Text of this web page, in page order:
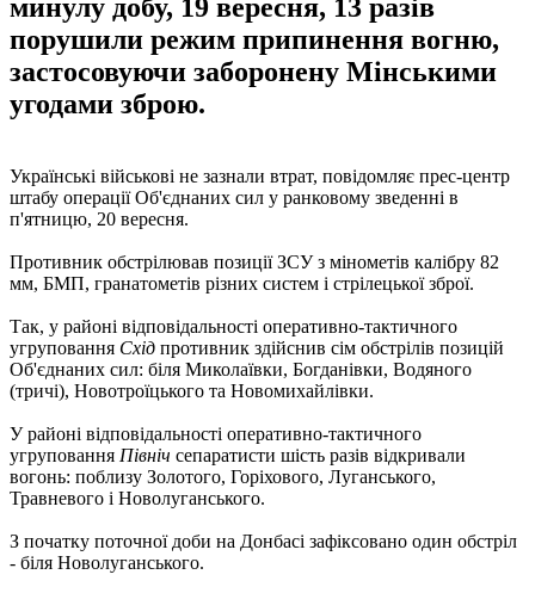
минулу добу, 19 вересня, 13 разів
порушили режим припинення вогню,
застосовуючи заборонену Мінськими
угодами зброю.
Українські військові не зазнали втрат, повідомляє прес-центр
штабу операції Об'єднаних сил у ранковому зведенні в
п'ятницю, 20 вересня.
Противник обстрілював позиції ЗСУ з мінометів калібру 82
мм, БМП, гранатометів різних систем і стрілецької зброї.
Так, у районі відповідальності оперативно-тактичного
угруповання Схід противник здійснив сім обстрілів позицій
Об'єднаних сил: біля Миколаївки, Богданівки, Водяного
(тричі), Новотроїцького та Новомихайлівки.
У районі відповідальності оперативно-тактичного
угруповання Північ сепаратисти шість разів відкривали
вогонь: поблизу Золотого, Горіхового, Луганського,
Травневого і Новолуганського.
З початку поточної доби на Донбасі зафіксовано один обстріл
- біля Новолуганського.